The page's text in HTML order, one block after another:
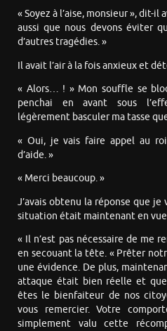
« Soyez à l’aise, monsieur », dit-il
aussi que nous devons éviter
d’autres tragédies. »
Il avait l’air à la fois anxieux et
« Alors… ! » Mon souffle se
penchai en avant sous
légèrement basculer ma tasse
« Oui, je vais faire appel au
d’aide. »
« Merci beaucoup. »
J’avais obtenu la réponse que
situation était maintenant en
« Il n’est pas nécessaire de me
en secouant la tête. « Prêter
une évidence. De plus,
attaque était bien réelle et que
êtes le bienfaiteur de nos
vous remercier. Votre
simplement valu cette